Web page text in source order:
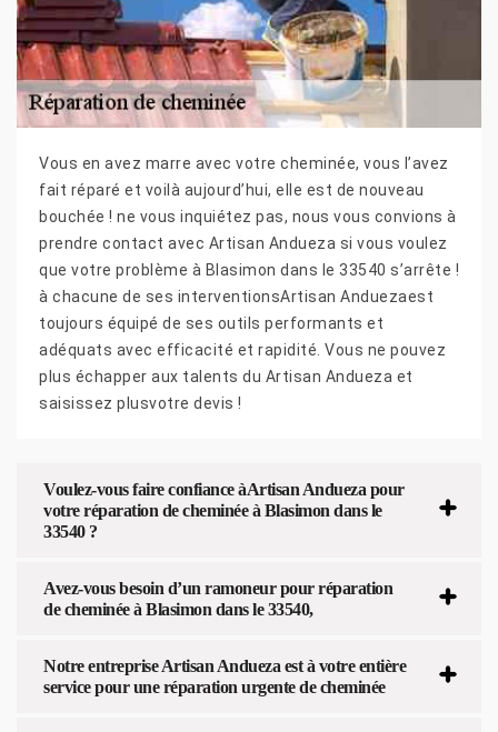
Vous en avez marre avec votre cheminée, vous l’avez
fait réparé et voilà aujourd’hui, elle est de nouveau
bouchée ! ne vous inquiétez pas, nous vous convions à
prendre contact avec Artisan Andueza si vous voulez
que votre problème à Blasimon dans le 33540 s’arrête !
à chacune de ses interventionsArtisan Anduezaest
toujours équipé de ses outils performants et
adéquats avec efficacité et rapidité. Vous ne pouvez
plus échapper aux talents du Artisan Andueza et
saisissez plusvotre devis !
Voulez-vous faire confiance àArtisan Andueza pour
votre réparation de cheminée à Blasimon dans le
33540 ?
Avez-vous besoin d’un ramoneur pour réparation
de cheminée à Blasimon dans le 33540,
Notre entreprise Artisan Andueza est à votre entière
service pour une réparation urgente de cheminée